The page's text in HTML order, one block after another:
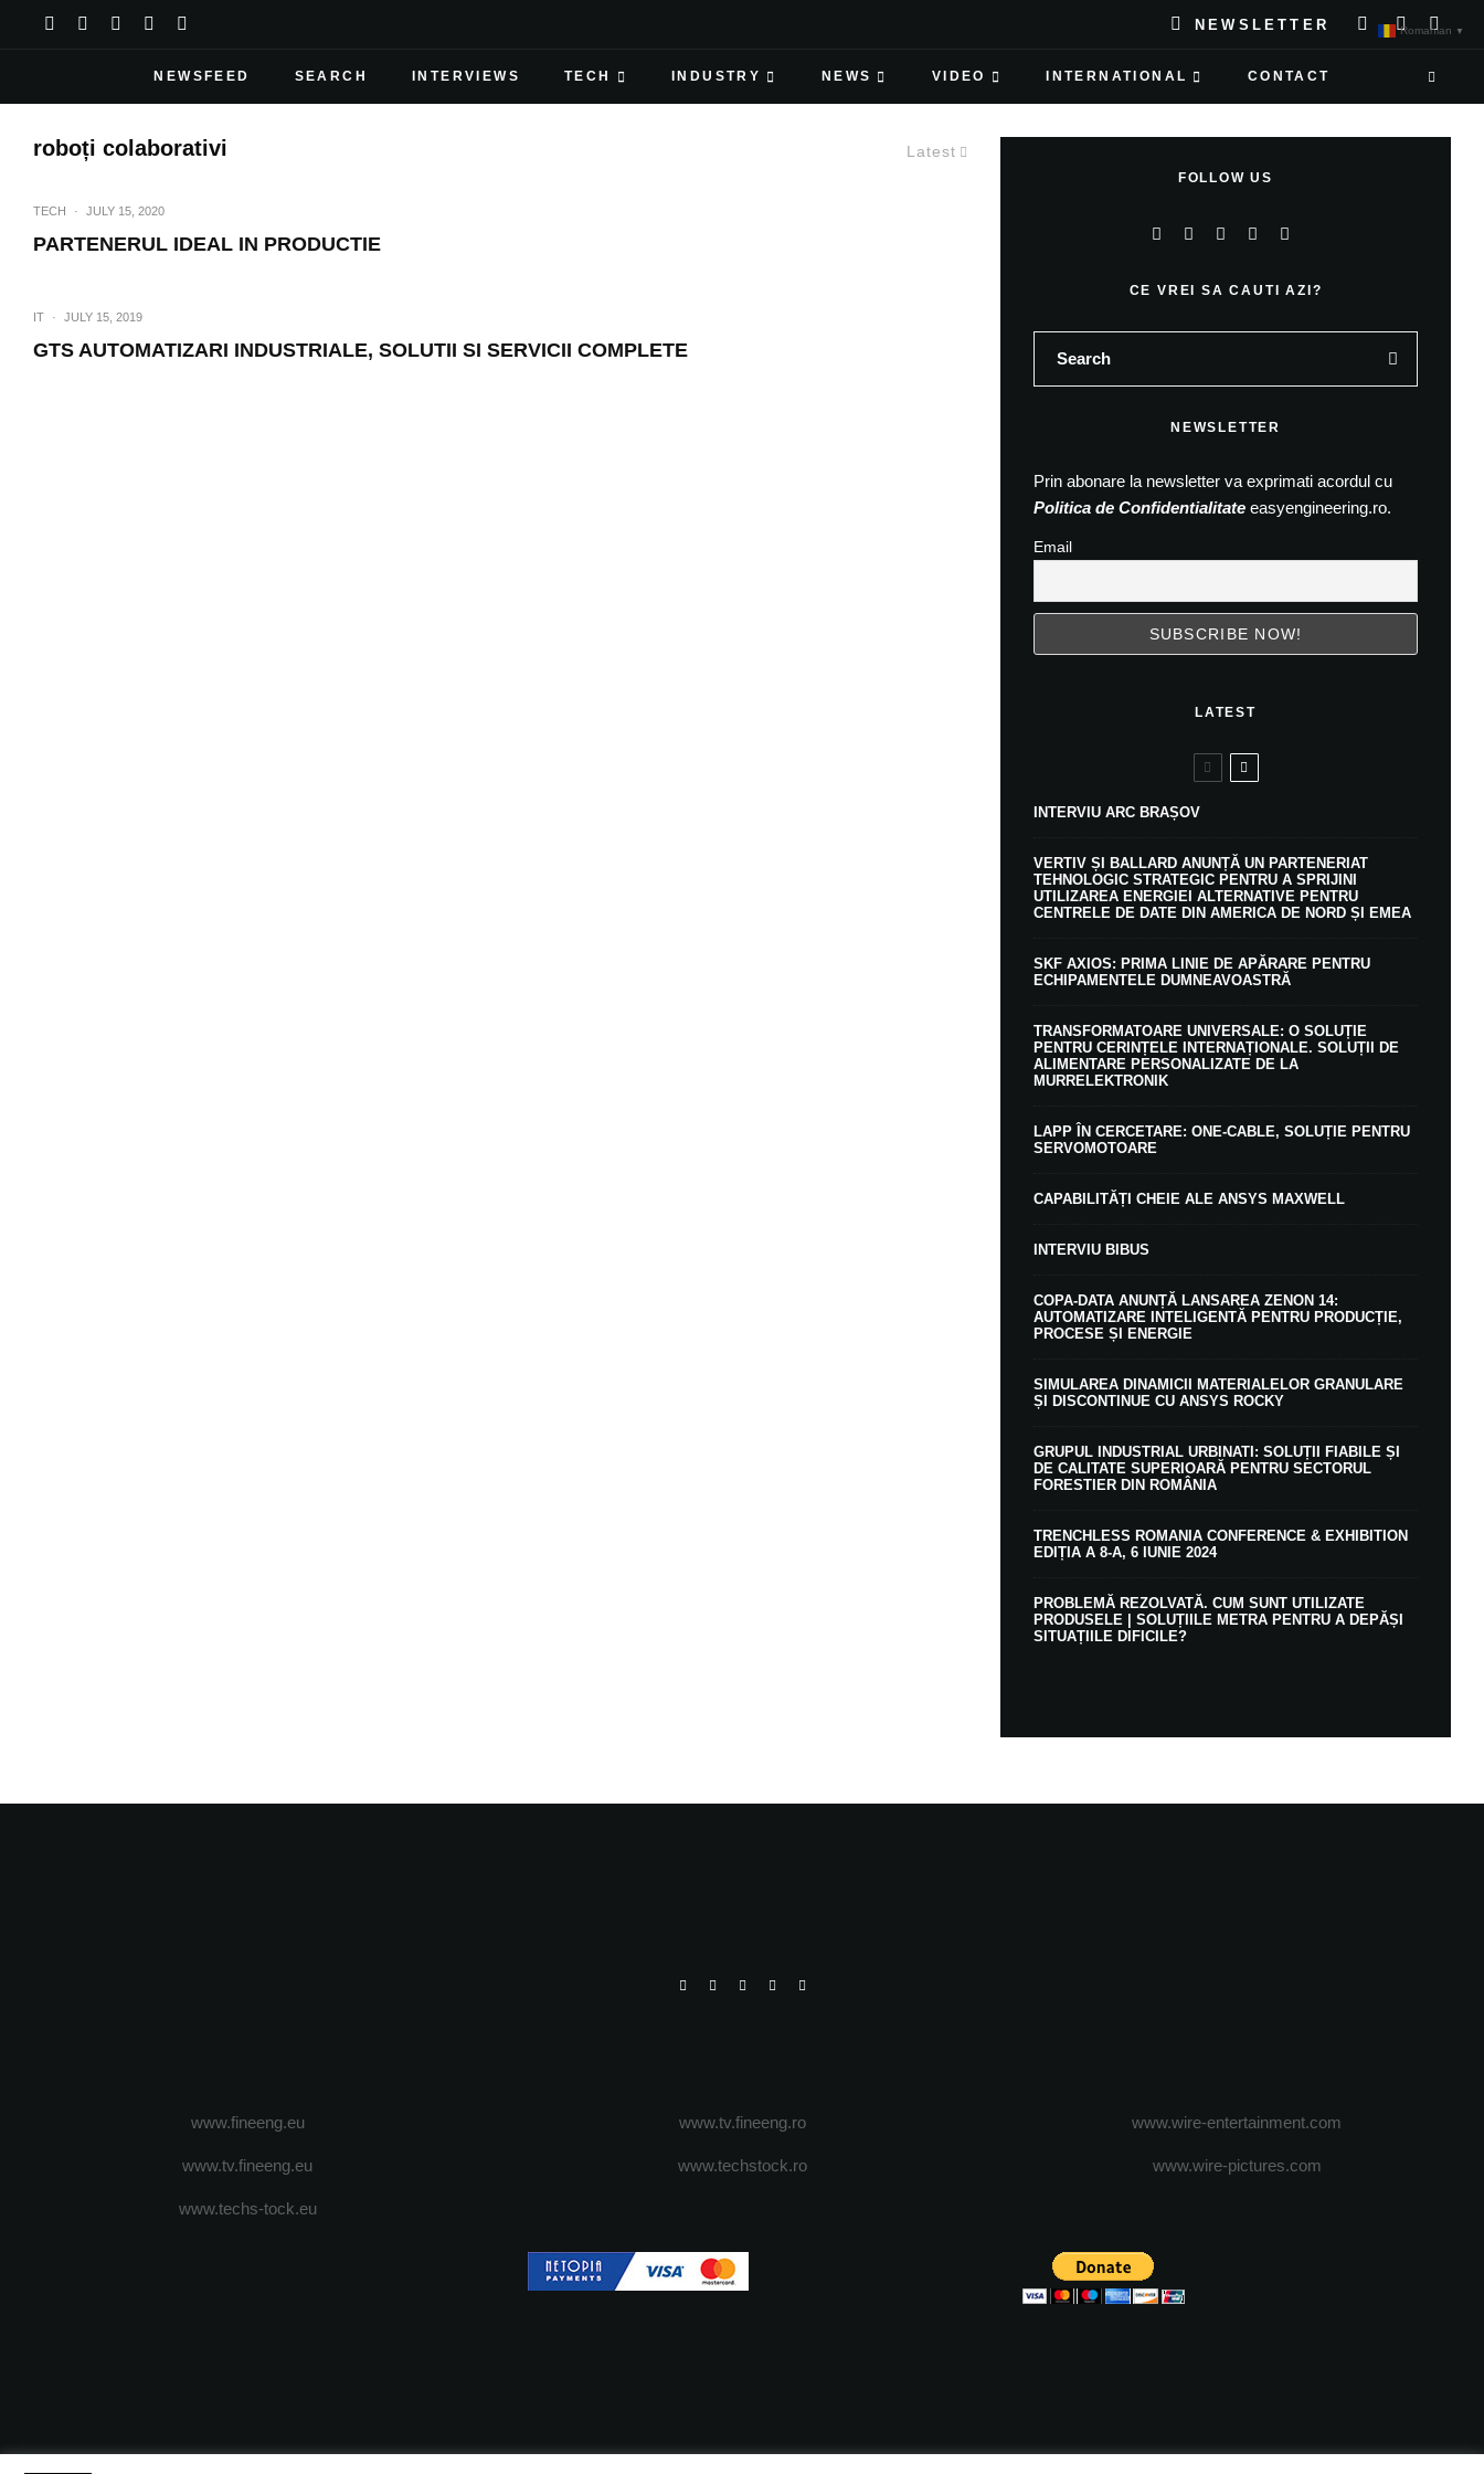
NEWSLETTER
NEWSFEED SEARCH INTERVIEWS TECH INDUSTRY NEWS VIDEO INTERNATIONAL CONTACT
Latest
roboți colaborativi
TECH · JULY 15, 2020
PARTENERUL IDEAL IN PRODUCTIE
IT · JULY 15, 2019
GTS AUTOMATIZARI INDUSTRIALE, SOLUTII SI SERVICII COMPLETE
FOLLOW US
CE VREI SA CAUTI AZI?
NEWSLETTER
Prin abonare la newsletter va exprimati acordul cu
Politica de Confidentialitate easyengineering.ro.
Email
LATEST
INTERVIU ARC BRAȘOV
VERTIV ȘI BALLARD ANUNȚĂ UN PARTENERIAT
TEHNOLOGIC STRATEGIC PENTRU A SPRIJINI
UTILIZAREA ENERGIEI ALTERNATIVE PENTRU
CENTRELE DE DATE DIN AMERICA DE NORD ȘI EMEA
SKF AXIOS: PRIMA LINIE DE APĂRARE PENTRU
ECHIPAMENTELE DUMNEAVOASTRĂ
TRANSFORMATOARE UNIVERSALE: O SOLUȚIE
PENTRU CERINȚELE INTERNAȚIONALE. SOLUȚII DE
ALIMENTARE PERSONALIZATE DE LA
MURRELEKTRONIK
LAPP ÎN CERCETARE: ONE-CABLE, SOLUȚIE PENTRU
SERVOMOTOARE
CAPABILITĂȚI CHEIE ALE ANSYS MAXWELL
INTERVIU BIBUS
COPA-DATA ANUNȚĂ LANSAREA ZENON 14:
AUTOMATIZARE INTELIGENTĂ PENTRU PRODUCȚIE,
PROCESE ȘI ENERGIE
SIMULAREA DINAMICII MATERIALELOR GRANULARE
ȘI DISCONTINUE CU ANSYS ROCKY
GRUPUL INDUSTRIAL URBINATI: SOLUȚII FIABILE ȘI
DE CALITATE SUPERIOARĂ PENTRU SECTORUL
FORESTIER DIN ROMÂNIA
TRENCHLESS ROMANIA CONFERENCE & EXHIBITION
EDIȚIA A 8-A, 6 IUNIE 2024
PROBLEMĂ REZOLVATĂ. CUM SUNT UTILIZATE
PRODUSELE | SOLUȚIILE METRA PENTRU A DEPĂȘI
SITUAȚIILE DIFICILE?
www.fineeng.eu
www.tv.fineeng.eu
www.techs-tock.eu
www.tv.fineeng.ro
www.techstock.ro
www.wire-entertainment.com
www.wire-pictures.com
Romanian ▼